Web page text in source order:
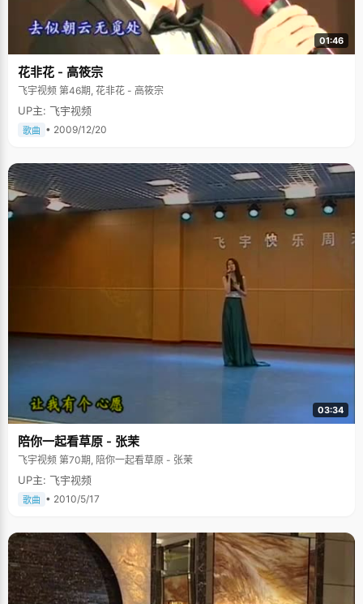
01:46
花非花 - 高筱宗
飞宇视频 第46期, 花非花 - 高筱宗
UP主: 飞宇视频
歌曲 • 2009/12/20
03:34
陪你一起看草原 - 张茉
飞宇视频 第70期, 陪你一起看草原 - 张茉
UP主: 飞宇视频
歌曲 • 2010/5/17